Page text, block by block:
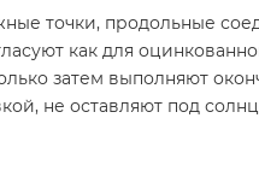
точки, продольные
как для
затем выполняют
не оставляют под